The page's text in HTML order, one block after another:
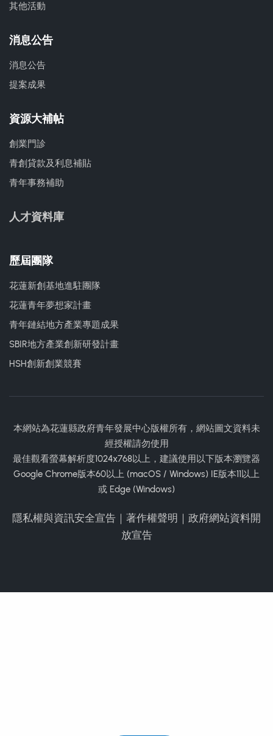
其他活動
消息公告
消息公告
提案成果
資源大補帖
創業門診
青創貸款及利息補貼
青年事務補助
人才資料庫
歷屆團隊
花蓮新創基地進駐團隊
花蓮青年夢想家計畫
青年鏈結地方產業專題成果
SBIR地方產業創新研發計畫
HSH創新創業競賽
本網站為花蓮縣政府青年發展中心版權所有，網站圖文資料未
經授權請勿使用
最佳觀看螢幕解析度1024x768以上，建議使用以下版本瀏覽器
Google Chrome版本60以上 (macOS / Windows) IE版本11以上
或 Edge (Windows)
隱私權與資訊安全宣告 ｜ 著作權聲明 ｜ 政府網站資料開
放宣告